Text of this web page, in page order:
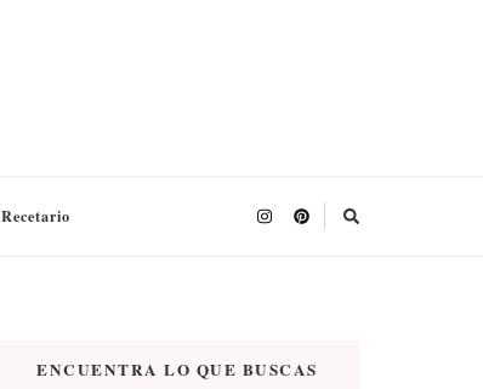
Recetario
ENCUENTRA LO QUE BUSCAS